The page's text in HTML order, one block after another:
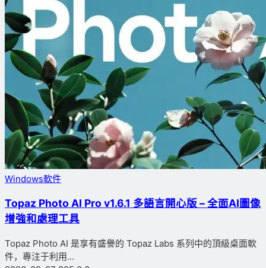
Windows軟件
Topaz Photo AI Pro v1.6.1 多語言開心版 – 全面AI圖像
增強和處理工具
Topaz Photo AI 是享有盛譽的 Topaz Labs 系列中的頂級桌面軟
件，專注于利用...